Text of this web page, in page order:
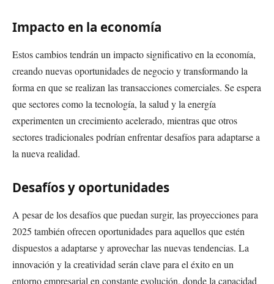
Impacto en la economía
Estos cambios tendrán un impacto significativo en la economía,
creando nuevas oportunidades de negocio y transformando la
forma en que se realizan las transacciones comerciales. Se espera
que sectores como la tecnología, la salud y la energía
experimenten un crecimiento acelerado, mientras que otros
sectores tradicionales podrían enfrentar desafíos para adaptarse a
la nueva realidad.
Desafíos y oportunidades
A pesar de los desafíos que puedan surgir, las proyecciones para
2025 también ofrecen oportunidades para aquellos que estén
dispuestos a adaptarse y aprovechar las nuevas tendencias. La
innovación y la creatividad serán clave para el éxito en un
entorno empresarial en constante evolución, donde la capacidad